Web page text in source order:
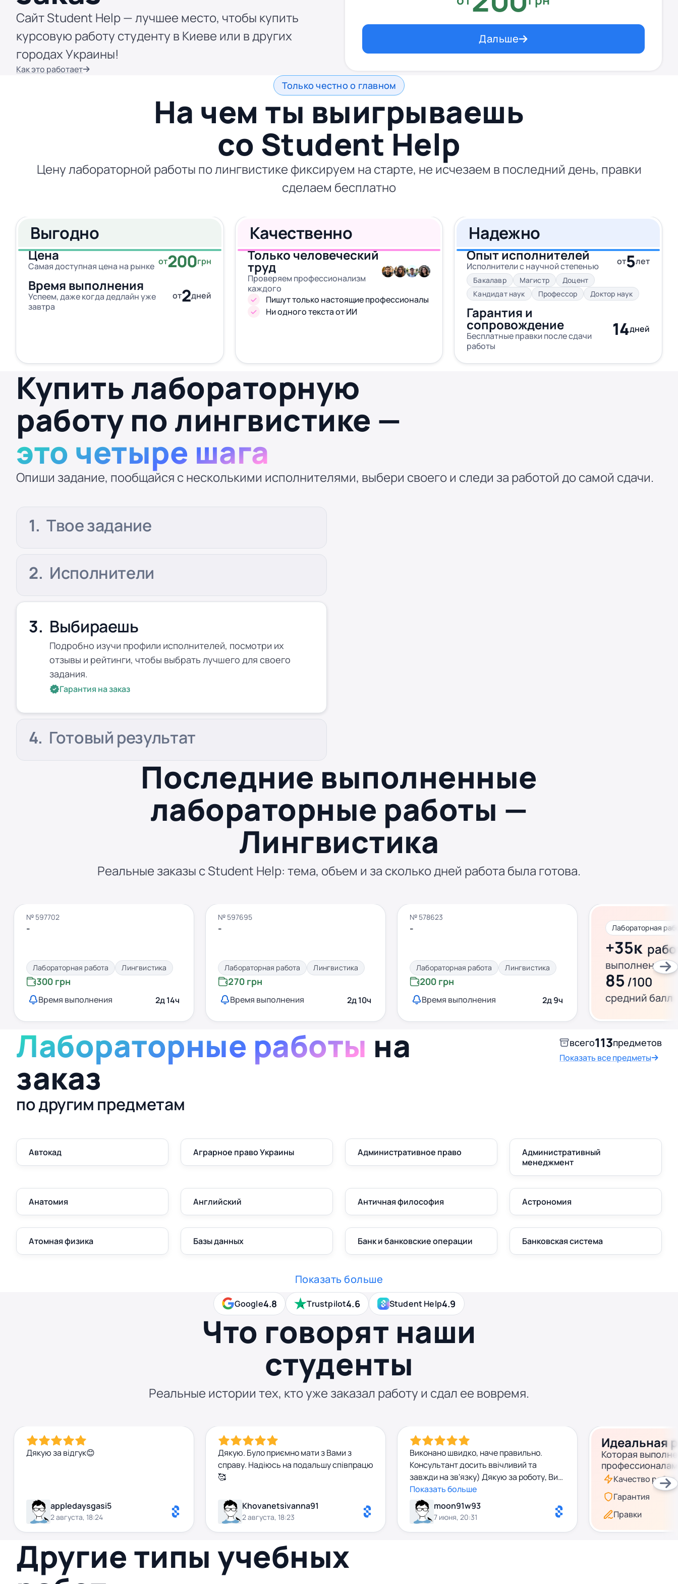
Сайт Student Help — лучшее место, чтобы купить
курсовую работу студенту в Киеве или в других
городах Украины!
Как это работает
Дальше
Только честно о главном
На чем ты выигрываешь
со Student Help
Цену лабораторной работы по лингвистике фиксируем на старте, не исчезаем в последний день, правки
сделаем бесплатно
Выгодно
Цена
Самая доступная цена на рынке от200грн
Время выполнения
Успеем, даже когда дедлайн уже
завтра
от2дней
Качественно
Только человеческий
труд
Проверяем профессионализм
каждого
Пишут только настоящие профессионалы
Ни одного текста от ИИ
Надежно
Опыт исполнителей
Исполнители с научной степенью от5лет
Бакалавр Магистр
Доцент
Кандидат наук
Профессор Доктор наук
Гарантия и
сопровождение
Бесплатные правки после сдачи
работы
14дней
Купить лабораторную
работу по лингвистике —
это четыре шага
Опиши задание, пообщайся с несколькими исполнителями, выбери своего и следи за работой до самой сдачи.
Твое задание
Исполнители
Выбираешь
Подробно изучи профили исполнителей, посмотри их
отзывы и рейтинги, чтобы выбрать лучшего для своего
задания.
Гарантия на заказ
Готовый результат
Последние выполненные
лабораторные работы —
Лингвистика
Реальные заказы с Student Help: тема, объем и за сколько дней работа была готова.
№ 597702
-
Лабораторная работа Лингвистика
300 грн
Время выполнения 2д 14ч
№ 597695
-
Лабораторная работа Лингвистика
270 грн
Время выполнения 2д 10ч
№ 578623
-
Лабораторная работа Лингвистика
200 грн
Время выполнения 2д 9ч
Лабораторная
+35к
выполнено за
85/100
средний балл
Лабораторные работы на
заказ
по другим предметам
всего113предметов
Показать все предметы
Автокад Аграрное право Украины Административное право
Административный
менеджмент
Анатомия Английский Античная философия Астрономия
Атомная физика Базы данных Банк и банковские операции Банковская система
Показать больше
Google4.8 Trustpilot4.6 Student Help4.9
Что говорят наши
студенты
Реальные истории тех, кто уже заказал работу и сдал ее вовремя.
Дякую за відгук😊
appledaysgasi5
2 августа, 18:24
Дякую. Було приємно мати з Вами з
справу. Надіюсь на подальшу співпрацю
🥰
Khovanetsivanna91
2 августа, 18:23
Виконано швидко, наче правильно.
Консультант досить ввічливий та
завжди на зв'язку) Дякую за роботу, Ви
супер!)
Показать больше
moon91w93
7 июня, 20:31
Идеальная
Которая
Качество работ
Гарантия
Правки
Другие типы учебных